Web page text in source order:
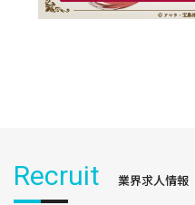
Recruit 業界求人情報